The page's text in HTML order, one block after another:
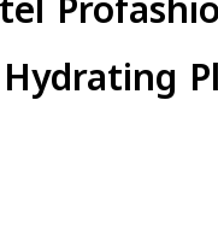
Hydrating